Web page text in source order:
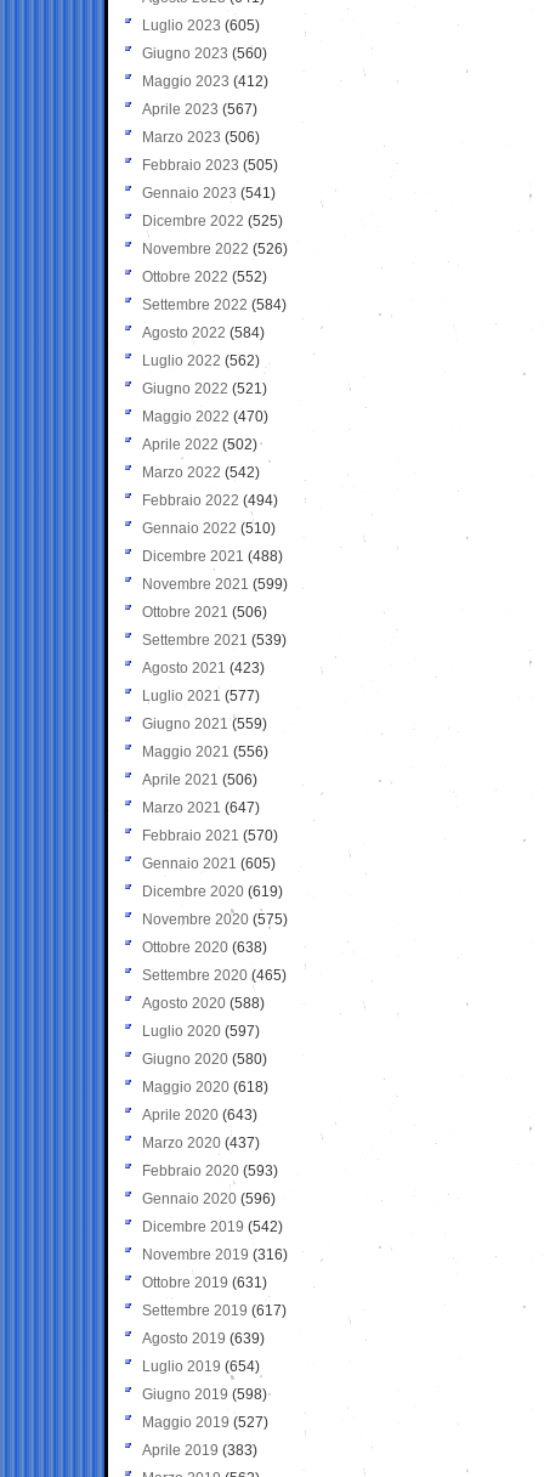
Luglio 2023 (605)
Giugno 2023 (560)
Maggio 2023 (412)
Aprile 2023 (567)
Marzo 2023 (506)
Febbraio 2023 (505)
Gennaio 2023 (541)
Dicembre 2022 (525)
Novembre 2022 (526)
Ottobre 2022 (552)
Settembre 2022 (584)
Agosto 2022 (584)
Luglio 2022 (562)
Giugno 2022 (521)
Maggio 2022 (470)
Aprile 2022 (502)
Marzo 2022 (542)
Febbraio 2022 (494)
Gennaio 2022 (510)
Dicembre 2021 (488)
Novembre 2021 (599)
Ottobre 2021 (506)
Settembre 2021 (539)
Agosto 2021 (423)
Luglio 2021 (577)
Giugno 2021(559)
Maggio 2021 (556)
Aprile 2021 (506)
Marzo 2021 (647)
Febbraio 2021 (570)
Gennaio 2021 (605)
Dicembre 2020 (619)
Novembre 2020 (575)
Ottobre 2020 (638)
Settembre 2020(465)
Agosto 2020 (588)
Luglio 2020 (597)
Giugno 2020 (580)
Maggio 2020 (618)
Aprile 2020 (643)
Marzo 2020 (437)
Febbraio 2020 (593)
Gennaio 2020 (596)
Dicembre 2019 (542)
Novembre 2019 (316)
Ottobre 2019 (631)
Settembre 2019 (617)
Agosto 2019 (639)
Luglio 2019 (654)
Giugno 2019 (598)
Maggio 2019 (527)
Aprile 2019 (383)